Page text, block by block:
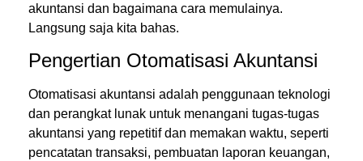
akuntansi dan bagaimana cara memulainya.
Langsung saja kita bahas.
Pengertian Otomatisasi Akuntansi
Otomatisasi akuntansi adalah penggunaan teknologi
dan perangkat lunak untuk menangani tugas-tugas
akuntansi yang repetitif dan memakan waktu, seperti
pencatatan transaksi, pembuatan laporan keuangan,